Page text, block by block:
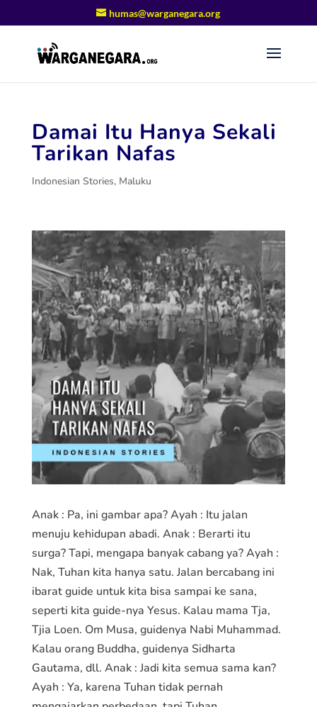
humas@warganegara.org
Damai Itu Hanya Sekali
Tarikan Nafas
Indonesian Stories, Maluku
Anak : Pa, ini gambar apa? Ayah : Itu jalan
menuju kehidupan abadi. Anak : Berarti itu
surga? Tapi, mengapa banyak cabang ya? Ayah :
Nak, Tuhan kita hanya satu. Jalan bercabang ini
ibarat guide untuk kita bisa sampai ke sana,
seperti kita guide-nya Yesus. Kalau mama Tja,
Tjia Loen. Om Musa, guidenya Nabi Muhammad.
Kalau orang Buddha, guidenya Sidharta
Gautama, dll. Anak : Jadi kita semua sama kan?
Ayah : Ya, karena Tuhan tidak pernah